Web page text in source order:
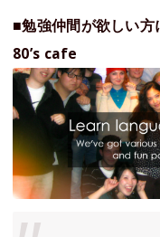
■勉強仲間が欲しい方
80’s cafe